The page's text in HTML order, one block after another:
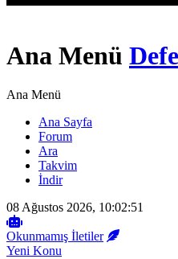
Ana Menü
Ana Menü
Ana Sayfa
Forum
Ara
Takvim
İndir
08 Ağustos 2026, 10:02:51
Okunmamış İletiler
Yeni Konu